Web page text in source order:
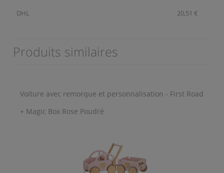
DHL 20,51 €
Produits similaires
Voiture avec remorque et personnalisation - First Road
+ Magic Box Rose Poudré